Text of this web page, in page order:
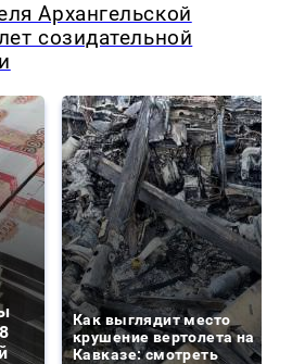
Архангельской
созидательной
Как выглядит место
крушение вертолета на
Кавказе: смотреть